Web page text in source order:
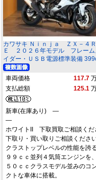
カワサキ Ｎｉｎｊａ ＺＸ－４
Ｅ ２０２６年モデル フレーム
イダー・ＵＳＢ電源標準装備
車両価格 117.7
支払総額
125.1
新車(在庫あり) ―
―
ホワイトII 下取買取ご相談くだ
下取り・買い取りご相談くださ
クラストップレベルの性能を誇
９９ｃｃ並列４気筒エンジンを
５０ｃｃクラスモデル並みのコ
クトな車体に搭載。